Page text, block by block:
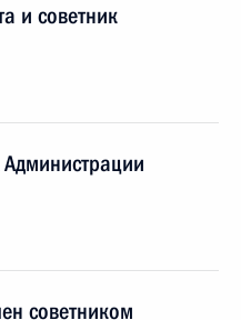
и советник
советником